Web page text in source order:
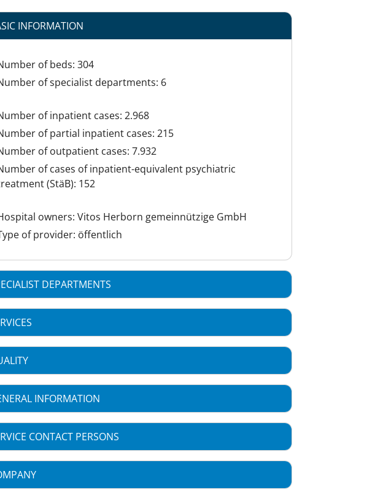
INFORMATION
of beds: 304
of specialist departments: 6
of inpatient cases: 2.968
of partial inpatient cases: 215
of outpatient cases: 7.932
of cases of inpatient-equivalent psychiatric
(StäB): 152
owners: Vitos Herborn gemeinnützige GmbH
of provider: öffentlich
DEPARTMENTS
INFORMATION
CONTACT PERSONS